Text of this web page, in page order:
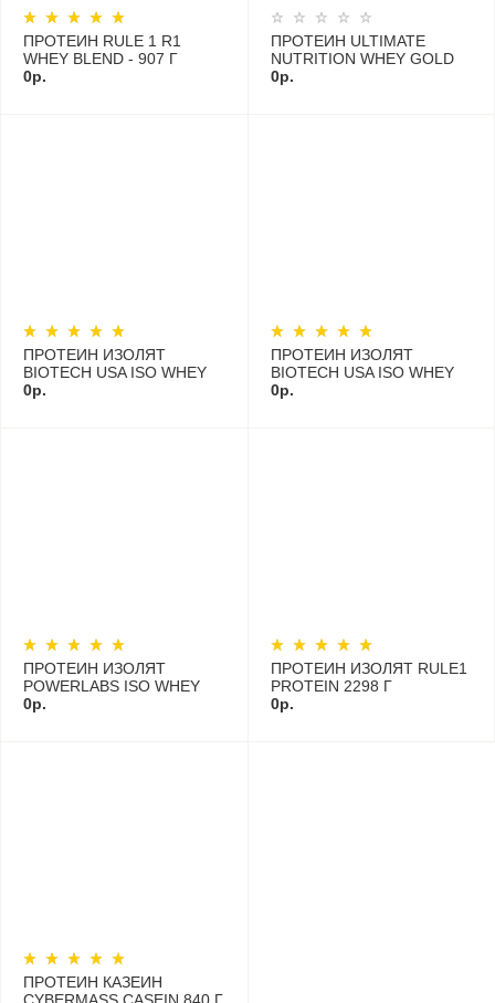
ПРОТЕИН RULE 1 R1
WHEY BLEND - 907 Г
0р.
ПРОТЕИН ULTIMATE
NUTRITION WHEY GOLD
2270 Г
0р.
ПРОТЕИН ИЗОЛЯТ
BIOTECH USA ISO WHEY
ZERO 500 Г
0р.
ПРОТЕИН ИЗОЛЯТ
BIOTECH USA ISO WHEY
ZERO 908 Г
0р.
ПРОТЕИН ИЗОЛЯТ
POWERLABS ISO WHEY
910 G
0р.
ПРОТЕИН ИЗОЛЯТ RULE1
PROTEIN 2298 Г
0р.
ПРОТЕИН КАЗЕИН